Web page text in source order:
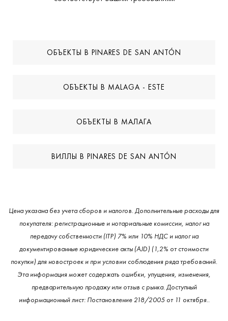
ОБЪЕКТЫ В PINARES DE SAN ANTÓN
ОБЪЕКТЫ В MALAGA - ESTE
ОБЪЕКТЫ В МАЛАГА
ВИЛЛЫ В PINARES DE SAN ANTÓN
Цена указана без учета сборов и налогов. Дополнительные расходы для
покупателя: регистрационные и нотариальные комиссии, налог на
передачу собственности (ITP) 7% или 10% НДС и налог на
документированные юридические акты (AJD) (1,2% от стоимости
покупки) для новостроек и при условии соблюдения ряда требований.
Эта информация может содержать ошибки, упущения, изменения,
предварительную продажу или отзыв с рынка. Доступный
информационный лист: Постановление 218/2005 от 11 октября..